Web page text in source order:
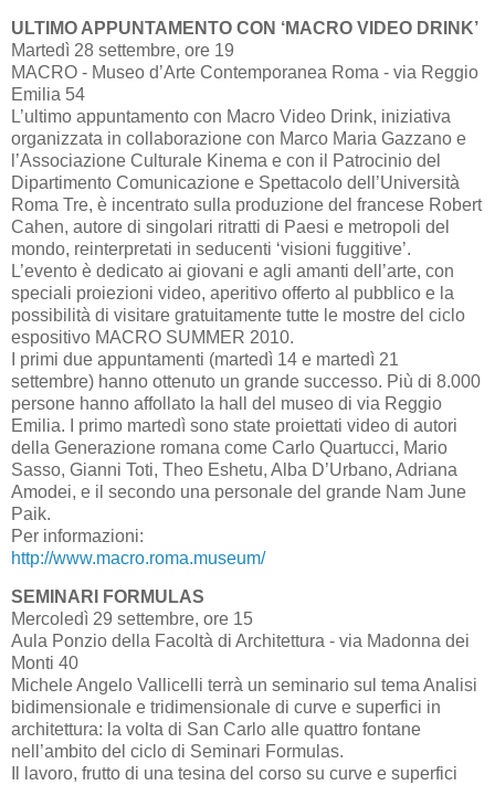
ULTIMO APPUNTAMENTO CON ‘MACRO VIDEO DRINK’
Martedì 28 settembre, ore 19
MACRO - Museo d’Arte Contemporanea Roma - via Reggio
Emilia 54
L’ultimo appuntamento con Macro Video Drink, iniziativa
organizzata in collaborazione con Marco Maria Gazzano e
l’Associazione Culturale Kinema e con il Patrocinio del
Dipartimento Comunicazione e Spettacolo dell’Università
Roma Tre, è incentrato sulla produzione del francese Robert
Cahen, autore di singolari ritratti di Paesi e metropoli del
mondo, reinterpretati in seducenti ‘visioni fuggitive’.
L’evento è dedicato ai giovani e agli amanti dell’arte, con
speciali proiezioni video, aperitivo offerto al pubblico e la
possibilità di visitare gratuitamente tutte le mostre del ciclo
espositivo MACRO SUMMER 2010.
I primi due appuntamenti (martedì 14 e martedì 21
settembre) hanno ottenuto un grande successo. Più di 8.000
persone hanno affollato la hall del museo di via Reggio
Emilia. I primo martedì sono state proiettati video di autori
della Generazione romana come Carlo Quartucci, Mario
Sasso, Gianni Toti, Theo Eshetu, Alba D’Urbano, Adriana
Amodei, e il secondo una personale del grande Nam June
Paik.
Per informazioni:
http://www.macro.roma.museum/
SEMINARI FORMULAS
Mercoledì 29 settembre, ore 15
Aula Ponzio della Facoltà di Architettura - via Madonna dei
Monti 40
Michele Angelo Vallicelli terrà un seminario sul tema Analisi
bidimensionale e tridimensionale di curve e superfici in
architettura: la volta di San Carlo alle quattro fontane
nell’ambito del ciclo di Seminari Formulas.
Il lavoro, frutto di una tesina del corso su curve e superfici